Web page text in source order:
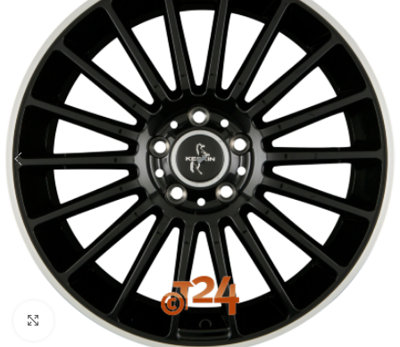
Zum Vergrößern klicken